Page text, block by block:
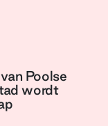
Poolse
wordt